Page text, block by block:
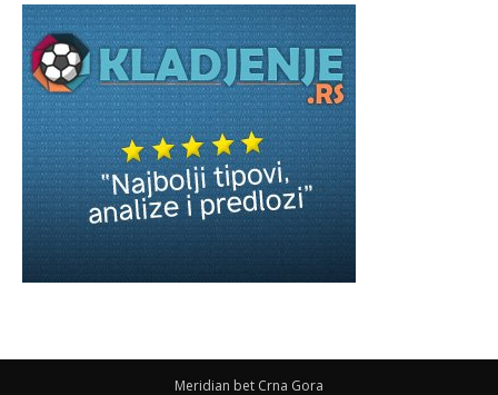
Meridian bet Crna Gora